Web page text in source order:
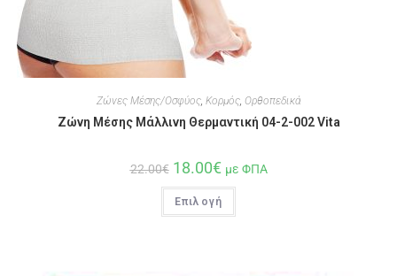
Ζώνες Μέσης/Οσφύος, Κορμός, Ορθοπεδικά
Ζώνη Μέσης Μάλλινη Θερμαντική 04-2-002 Vita
22.00€ 18.00€ με ΦΠΑ
Επιλογή